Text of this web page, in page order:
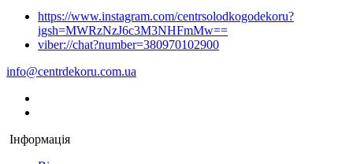
https://www.instagram.com/centrsolodkogodekoru?
igsh=MWRzNzJ6c3M3NHFmMw==
viber://chat?number=380970102900
info@centrdekoru.com.ua
Інформація